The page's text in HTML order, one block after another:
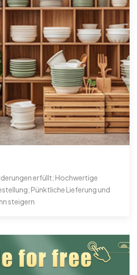
erfüllt; Hochwertige
Pünktliche Lieferung und
steigern